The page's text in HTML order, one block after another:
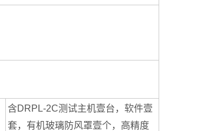
含DRPL-2C测试主机壹台，软件壹
套，有机玻璃防风罩壹个，高精度